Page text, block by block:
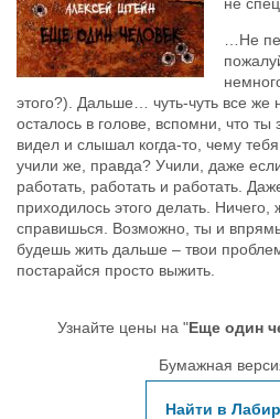
…Не
этого?). Дальше… чуть-чуть все же
осталось в голове, вспомни, что
видел и слышал когда-то, чему
учили же, правда? Учили, даже
работать, работать и работать.
приходилось этого делать. Ничего,
справишься. Возможно, ты и
будешь жить дальше – твои
постарайся просто выжить.
Узнайте цены на "Еще один
Бумажная
Найти в